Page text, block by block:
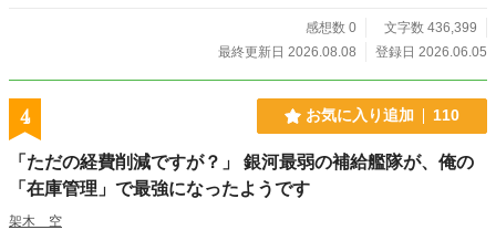
銀河を統一するまでの物語である。感想数 0
文字数 436,399
最終更新日 2026.08.08
登録日 2026.06.05
4 お気に入り追加 110
「ただの経費削減ですが？」 銀河最弱の補給艦隊が、俺の
「在庫管理」で最強になったようです
架木 空